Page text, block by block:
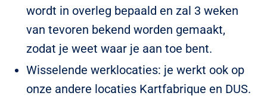
wordt in overleg bepaald en zal 3 weken
van tevoren bekend worden gemaakt,
zodat je weet waar je aan toe bent.
Wisselende werklocaties: je werkt ook op
onze andere locaties Kartfabrique en DUS.